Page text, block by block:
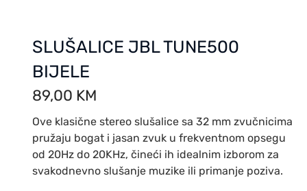
SLUŠALICE JBL TUNE500
BIJELE
89,00 KM
Ove klasične stereo slušalice sa 32 mm zvučnicima
pružaju bogat i jasan zvuk u frekventnom opsegu
od 20Hz do 20KHz, čineći ih idealnim izborom za
svakodnevno slušanje muzike ili primanje poziva.